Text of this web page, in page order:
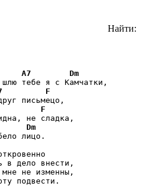
A7
Dm
F
F
Dm
лицо.
в дело внести,
не изменны,
подвести.
Найти: